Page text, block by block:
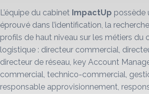
L’équipe du cabinet ImpactUp possède
éprouvé dans l’identification, la
profils de haut niveau sur les métiers du
logistique : directeur commercial,
directeur de réseau, key Account
commercial, technico-commercial,
responsable approvisionnement,